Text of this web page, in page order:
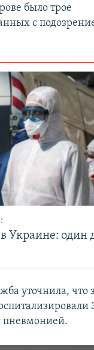
было трое
с
Украине: один
уточнила,
пневмонией.